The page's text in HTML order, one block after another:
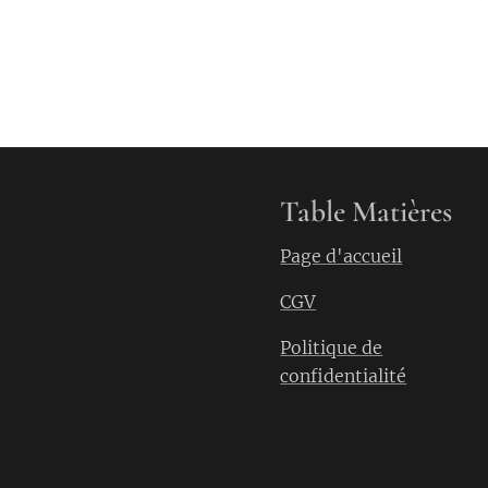
Table Matières
Page d'accueil
CGV
Politique de
confidentialité